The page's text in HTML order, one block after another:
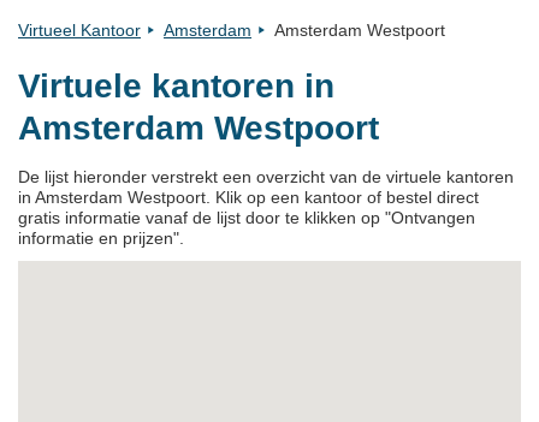
Virtueel Kantoor Amsterdam Amsterdam Westpoort
Virtuele kantoren in
Amsterdam Westpoort
De lijst hieronder verstrekt een overzicht van de virtuele kantoren
in Amsterdam Westpoort. Klik op een kantoor of bestel direct
gratis informatie vanaf de lijst door te klikken op "Ontvangen
informatie en prijzen".